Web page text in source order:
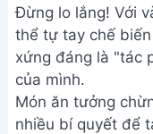
Đừng lo lắng! Với
thể tự tay chế
xứng đáng là "tác
của mình.
Món ăn tưởng
nhiều bí quyết để